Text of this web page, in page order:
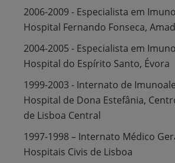
2006-2009 - Especialista em
Hospital Fernando Fonseca,
2004-2005 - Especialista em
Hospital do Espírito Santo, Évora
1999-2003 - Internato de
Hospital de Dona Estefânia,
de Lisboa Central
1997-1998 – Internato Médico
Hospitais Civis de Lisboa